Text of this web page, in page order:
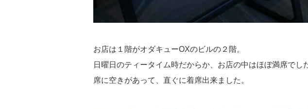
お店は１階がオダキューOXのビルの２階。
日曜日のティータイム時だからか、お店の中はほぼ満席でし
席に空きがあって、直ぐに着席出来ました。